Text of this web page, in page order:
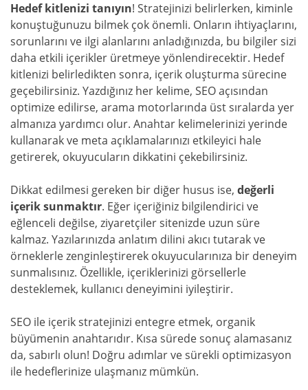
Hedef kitlenizi tanıyın! Stratejinizi belirlerken, kiminle
konuştuğunuzu bilmek çok önemli. Onların ihtiyaçlarını,
sorunlarını ve ilgi alanlarını anladığınızda, bu bilgiler sizi
daha etkili içerikler üretmeye yönlendirecektir. Hedef
kitlenizi belirledikten sonra, içerik oluşturma sürecine
geçebilirsiniz. Yazdığınız her kelime, SEO açısından
optimize edilirse, arama motorlarında üst sıralarda yer
almanıza yardımcı olur. Anahtar kelimelerinizi yerinde
kullanarak ve meta açıklamalarınızı etkileyici hale
getirerek, okuyucuların dikkatini çekebilirsiniz.
Dikkat edilmesi gereken bir diğer husus ise, değerli
içerik sunmaktır. Eğer içeriğiniz bilgilendirici ve
eğlenceli değilse, ziyaretçiler sitenizde uzun süre
kalmaz. Yazılarınızda anlatım dilini akıcı tutarak ve
örneklerle zenginleştirerek okuyucularınıza bir deneyim
sunmalısınız. Özellikle, içeriklerinizi görsellerle
desteklemek, kullanıcı deneyimini iyileştirir.
SEO ile içerik stratejinizi entegre etmek, organik
büyümenin anahtarıdır. Kısa sürede sonuç alamasanız
da, sabırlı olun! Doğru adımlar ve sürekli optimizasyon
ile hedeflerinize ulaşmanız mümkün.